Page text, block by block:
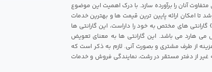
آنان را برآورده سازد. با درک اهمیت این موضوع
تا امکان ارائه پایین ترین قیمت ها و بهترین خدمات
های مختص به خود را داراست، این گارانتی ها
2 سال تعویض می هارد و 3 سال تعویض می هارد می باشد. این گارانتی ها به معنای تعویض
از طرف مشتری و بصورت آنی. لازم به ذکر است که
غیر از دفتر مستقر در رشت، نمایندگی فروش و خدمات